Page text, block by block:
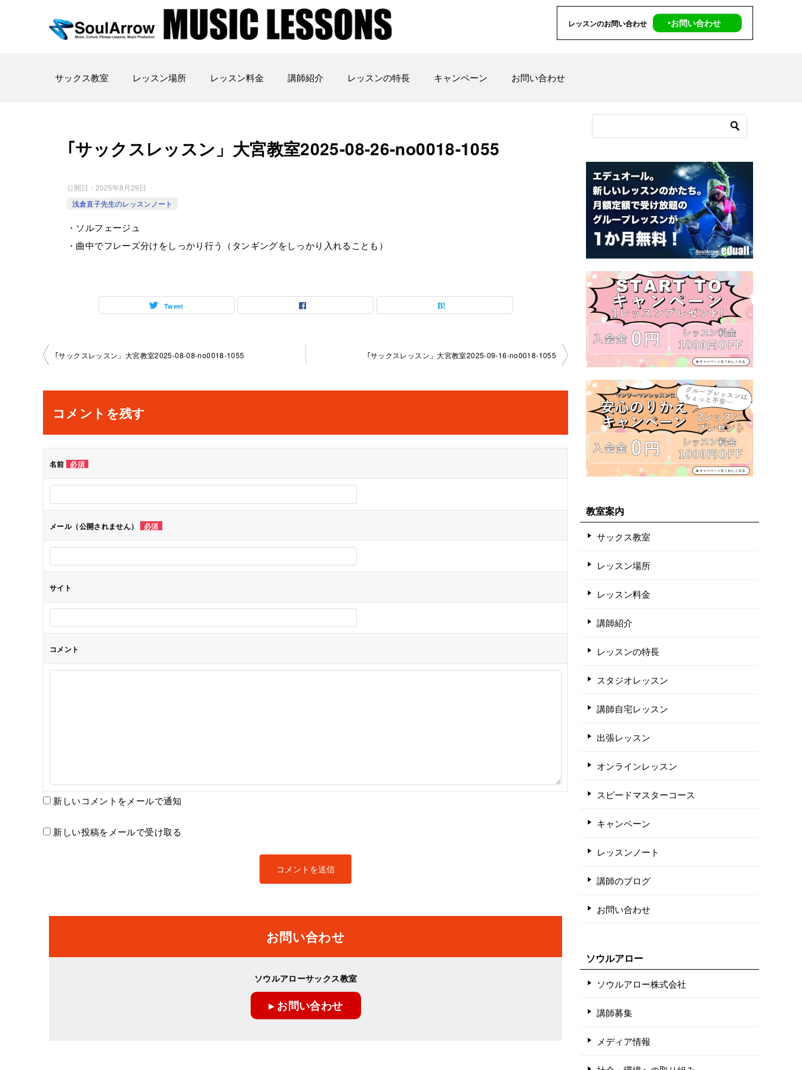
レッスンのお問い合わせ ‣お問い合わせ
サックス教室 レッスン場所 レッスン料金 講師紹介 レッスンの特長 キャンペーン お問い合わせ
｢サックスレッスン」大宮教室2025-08-26-­no0018-­1055
公開日： 2025年8月29日
浅倉直子先生のレッスンノート
・ソルフェージュ
・曲中でフレーズ分けをしっかり行う（タンギングをしっかり入れることも）
Tweet
投
ナ
ビ
ゲ
ー
シ
ョ
｢サックスレッスン」大宮教室2025-08-08-­no0018-­1055 ｢サックスレッスン」大宮教室2025-09-16-­no0018-­1055
コメントを残す
名前 必須
メール（公開されません） 必須
サイト
コメント
新しいコメントをメールで通知
新しい投稿をメールで受け取る
お問い合わせ
ソウルアローサックス教室
▸ お問い合わせ
教室案内
サックス教室
レッスン場所
レッスン料金
講師紹介
レッスンの特長
スタジオレッスン
講師自宅レッスン
出張レッスン
オンラインレッスン
スピードマスターコース
キャンペーン
レッスンノート
講師のブログ
お問い合わせ
ソウルアロー
ソウルアロー株式会社
講師募集
メディア情報